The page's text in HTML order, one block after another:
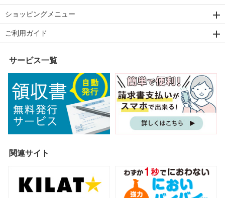
ショッピングメニュー
ご利用ガイド
サービス一覧
関連サイト